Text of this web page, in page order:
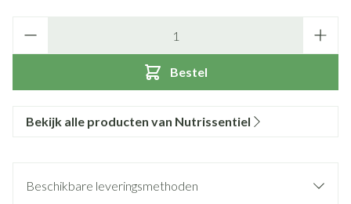
Bestel
Bekijk alle producten van Nutrissentiel
Beschikbare leveringsmethoden